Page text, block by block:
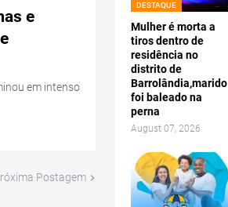
e
em intenso
Postagem
DESTAQUE
Mulher é morta a
tiros dentro de
residência no
distrito de
Barrolândia,marido
foi baleado na
perna
August 07, 2026